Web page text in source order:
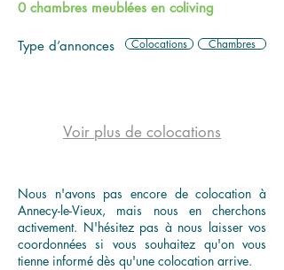
0 chambres meublées en coliving
Type d’annonces Colocations Chambres
Voir plus de colocations
Nous n'avons pas encore de colocation à
Annecy-le-Vieux, mais nous en cherchons
activement. N'hésitez pas à nous laisser vos
coordonnées si vous souhaitez qu'on vous
tienne informé dès qu'une colocation arrive.